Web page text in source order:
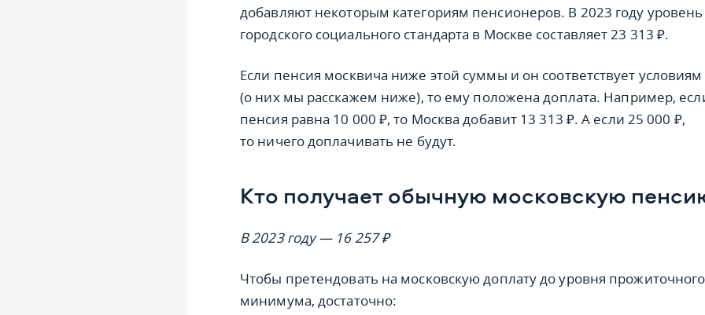
добавляют некоторым категориям пенсионеров. В 2023 году уровень
городского социального стандарта в Москве составляет 23 313 ₽.
Если пенсия москвича ниже этой суммы и он соответствует условиям
(о них мы расскажем ниже), то ему положена доплата. Например,
пенсия равна 10 000 ₽, то Москва добавит 13 313 ₽. А если 25 000 ₽,
то ничего доплачивать не будут.
Кто получает обычную московскую
В 2023 году — 16 257₽
Чтобы претендовать на московскую доплату до уровня прожиточного
минимума, достаточно: